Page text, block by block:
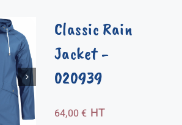
Classic Rain
Jacket-
020939
64,00€ HT